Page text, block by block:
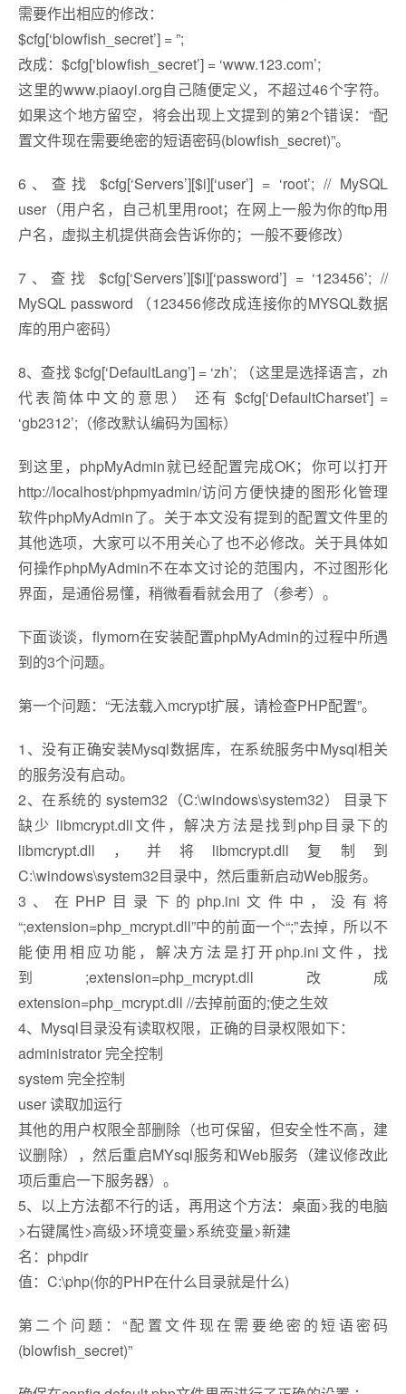
需要作出相应的修改：
$cfg[‘blowfish_secret’] = ”;
改成：$cfg[‘blowfish_secret’] = ‘www.123.com’;
这里的www.piaoyi.org自己随便定义，不超过46个字符。
如果这个地方留空，将会出现上文提到的第2个错误：“配
置文件现在需要绝密的短语密码(blowfish_secret)”。
6、查找 $cfg[‘Servers’][$i][‘user’] = ‘root’; // MySQL
user（用户名，自己机里用root；在网上一般为你的ftp用
户名，虚拟主机提供商会告诉你的；一般不要修改）
7、查找 $cfg[‘Servers’][$i][‘password’] = ‘123456’; //
MySQL password （123456修改成连接你的MYSQL数据
库的用户密码）
8、查找 $cfg[‘DefaultLang’] = ‘zh’; （这里是选择语言，zh
代表简体中文的意思） 还有 $cfg[‘DefaultCharset’] =
‘gb2312’;（修改默认编码为国标）
到这里，phpMyAdmin就已经配置完成OK；你可以打开
http://localhost/phpmyadmin/访问方便快捷的图形化管理
软件phpMyAdmin了。关于本文没有提到的配置文件里的
其他选项，大家可以不用关心了也不必修改。关于具体如
何操作phpMyAdmin不在本文讨论的范围内，不过图形化
界面，是通俗易懂，稍微看看就会用了（参考）。
下面谈谈，flymorn在安装配置phpMyAdmin的过程中所遇
到的3个问题。
第一个问题：“无法载入mcrypt扩展，请检查PHP配置”。
1、没有正确安装Mysql数据库，在系统服务中Mysql相关
的服务没有启动。
2、在系统的 system32（C:\windows\system32） 目录下
缺少 libmcrypt.dll文件，解决方法是找到php目录下的
libmcrypt.dll，并将libmcrypt.dll复制到
C:\windows\system32目录中，然后重新启动Web服务。
3、在PHP目录下的php.ini文件中，没有将
“;extension=php_mcrypt.dll”中的前面一个“;”去掉，所以不
能使用相应功能，解决方法是打开php.ini文件，找
到;extension=php_mcrypt.dll改成
extension=php_mcrypt.dll //去掉前面的;使之生效
4、Mysql目录没有读取权限，正确的目录权限如下：
administrator 完全控制
system 完全控制
user 读取加运行
其他的用户权限全部删除（也可保留，但安全性不高，建
议删除），然后重启MYsql服务和Web服务（建议修改此
项后重启一下服务器）。
5、以上方法都不行的话，再用这个方法：桌面>我的电脑
>右键属性>高级>环境变量>系统变量>新建
名：phpdir
值：C:\php(你的PHP在什么目录就是什么)
第二个问题：“配置文件现在需要绝密的短语密码
(blowfish_secret)”